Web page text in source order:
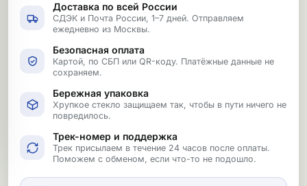
Доставка по всей России
СДЭК и Почта России, 1–7 дней. Отправляем
ежедневно из Москвы.
Безопасная оплата
Картой, по СБП или QR-коду. Платёжные данные не
сохраняем.
Бережная упаковка
Хрупкое стекло защищаем так, чтобы в пути ничего не
повредилось.
Трек-номер и поддержка
Трек присылаем в течение 24 часов после оплаты.
Поможем с обменом, если что-то не подошло.